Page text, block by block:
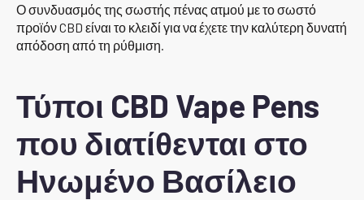
Ο συνδυασμός της σωστής πένας ατμού με το σωστό
προϊόν CBD είναι το κλειδί για να έχετε την καλύτερη δυνατή
απόδοση από τη ρύθμιση.
Τύποι CBD Vape Pens
που διατίθενται στο
Ηνωμένο Βασίλειο